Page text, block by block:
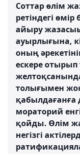
Соттар өлім
ретіндегі
айыру
ауырлығына,
оның
ескере
толығымен
қабылдағанға
мораторий
қойды. Өлім
негізгі